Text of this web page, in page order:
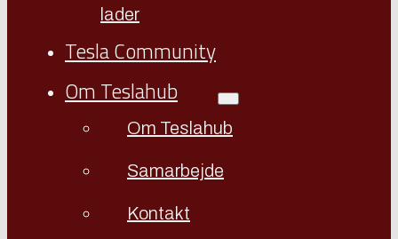
lader
Tesla Community
Om Teslahub
Om Teslahub
Samarbejde
Kontakt